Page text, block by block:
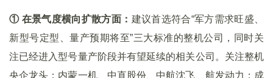
① 在景气度横向扩散方面： 建议首选符合“军方需求旺盛、
新型号定型、量产预期将至”三大标准的整机公司，同时关
注已经进入型号量产阶段并有望延续的相关公司。关注整机
央企龙头：内蒙一机、中直股份、中航沈飞、航发动力；成